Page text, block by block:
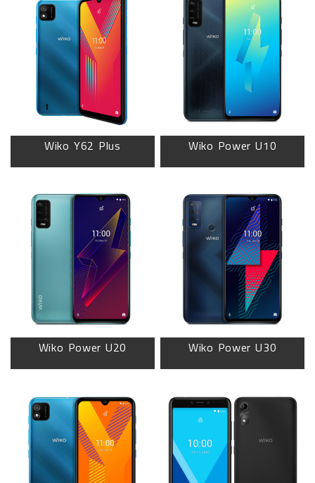
Wiko Y62 Plus Wiko Power U10
Wiko Power U20 Wiko Power U30